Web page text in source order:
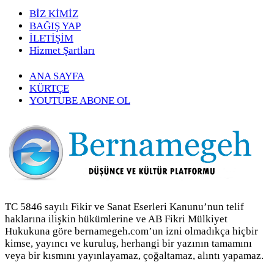
BİZ KİMİZ
BAĞIŞ YAP
İLETİŞİM
Hizmet Şartları
ANA SAYFA
KÜRTÇE
YOUTUBE ABONE OL
TC 5846 sayılı Fikir ve Sanat Eserleri Kanunu’nun telif
haklarına ilişkin hükümlerine ve AB Fikri Mülkiyet
Hukukuna göre bernamegeh.com’un izni olmadıkça hiçbir
kimse, yayıncı ve kuruluş, herhangi bir yazının tamamını
veya bir kısmını yayınlayamaz, çoğaltamaz, alıntı yapamaz.